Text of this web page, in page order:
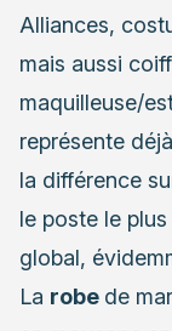
Alliances,
mais aussi
maquilleuse/
représente
la différence
le poste le
global,
La robe de